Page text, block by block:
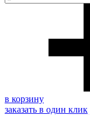
в корзину
заказать в один клик